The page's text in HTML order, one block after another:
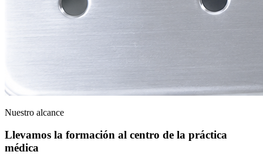
Nuestro alcance
Llevamos la formación al centro de la práctica
médica